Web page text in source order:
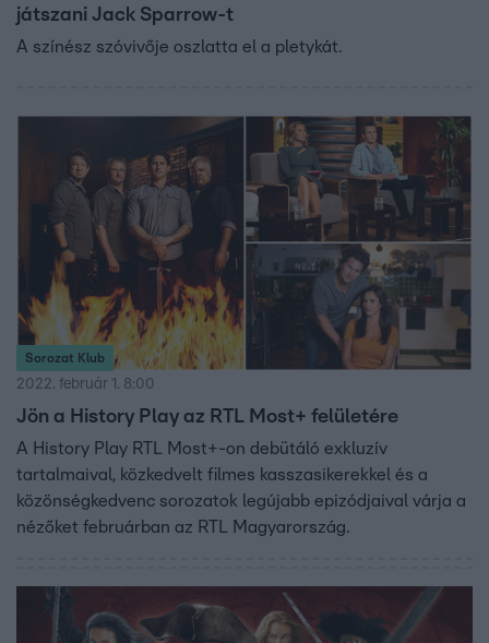
játszani Jack Sparrow-t
A színész szóvivője oszlatta el a pletykát.
Sorozat Klub
2022. február 1. 8:00
Jön a History Play az RTL Most+ felületére
A History Play RTL Most+-on debütáló exkluzív
tartalmaival, közkedvelt filmes kasszasikerekkel és a
közönségkedvenc sorozatok legújabb epizódjaival várja a
nézőket februárban az RTL Magyarország.